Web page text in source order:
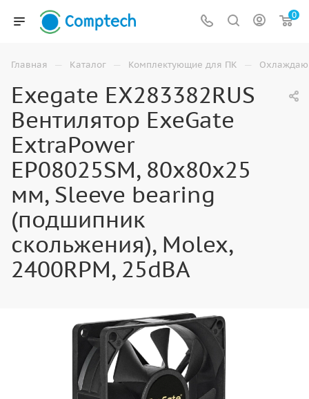
0
Главная — Каталог — Комплектующие для ПК —
Exegate EX283382RUS
Вентилятор ExeGate
ExtraPower
EP08025SM, 80x80x25
мм, Sleeve bearing
(подшипник
скольжения), Molex,
2400RPM, 25dBA